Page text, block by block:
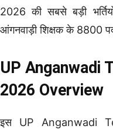
2026 की सबसे बड़ी
आंगनवाड़ी शिक्षक के 8800
UP Anganwadi
2026 Overview
इस UP Anganwadi